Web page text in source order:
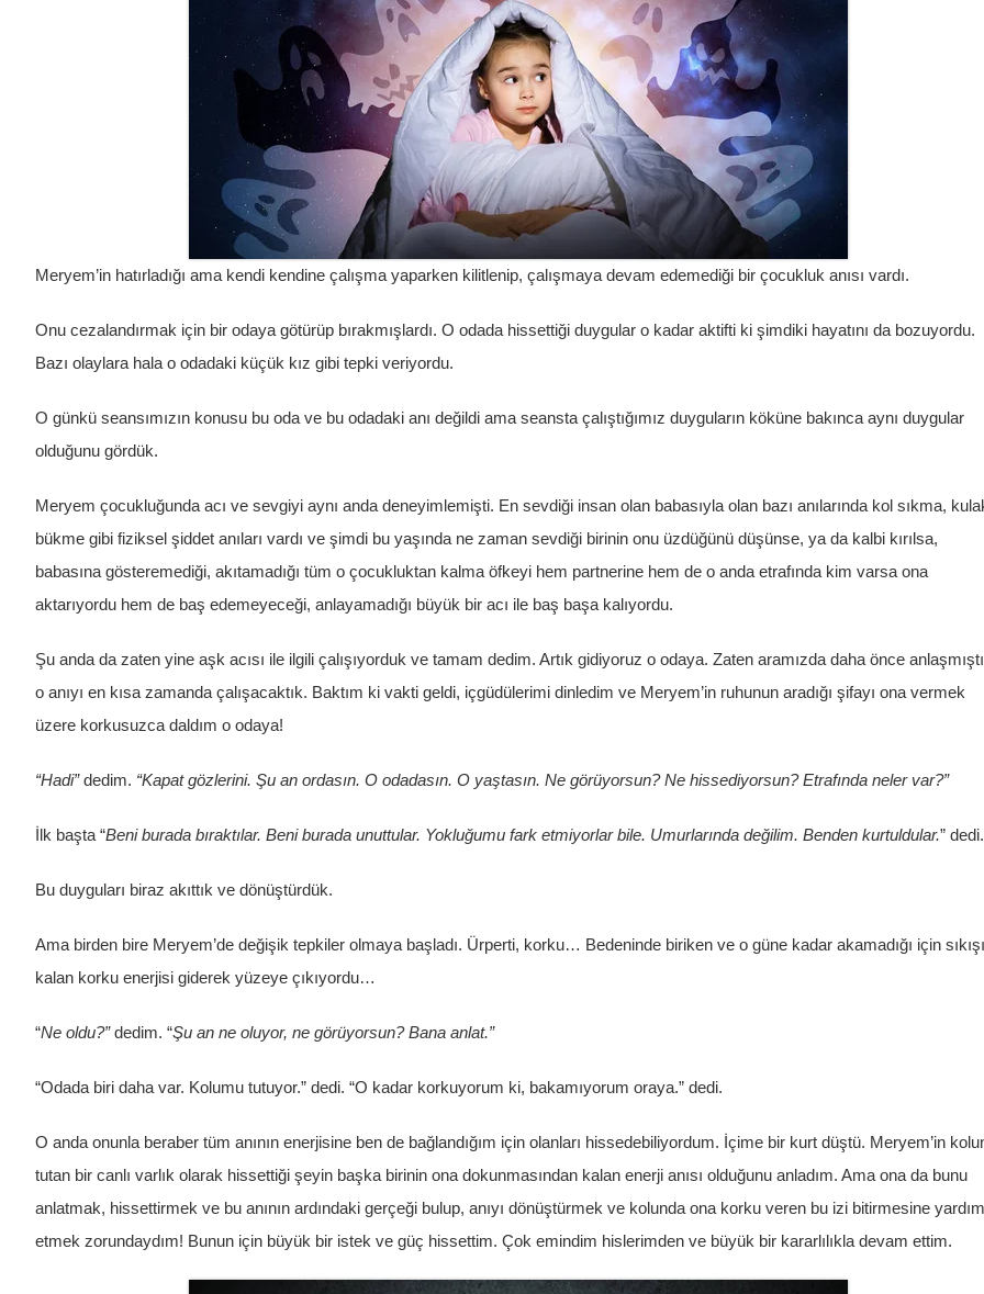
Meryem’in hatırladığı ama kendi kendine çalışma yaparken kilitlenip, çalışmaya devam edemediği bir çocukluk anısı vardı.
Onu cezalandırmak için bir odaya götürüp bırakmışlardı. O odada hissettiği duygular o kadar aktifti ki şimdiki hayatını da bozuyordu.
Bazı olaylara hala o odadaki küçük kız gibi tepki veriyordu.
O günkü seansımızın konusu bu oda ve bu odadaki anı değildi ama seansta çalıştığımız duyguların köküne bakınca aynı duygular
olduğunu gördük.
Meryem çocukluğunda acı ve sevgiyi aynı anda deneyimlemişti. En sevdiği insan olan babasıyla olan bazı anılarında kol sıkma,
bükme gibi fiziksel şiddet anıları vardı ve şimdi bu yaşında ne zaman sevdiği birinin onu üzdüğünü düşünse, ya da kalbi kırılsa,
babasına gösteremediği, akıtamadığı tüm o çocukluktan kalma öfkeyi hem partnerine hem de o anda etrafında kim varsa ona
aktarıyordu hem de baş edemeyeceği, anlayamadığı büyük bir acı ile baş başa kalıyordu.
Şu anda da zaten yine aşk acısı ile ilgili çalışıyorduk ve tamam dedim. Artık gidiyoruz o odaya. Zaten aramızda daha önce
o anıyı en kısa zamanda çalışacaktık. Baktım ki vakti geldi, içgüdülerimi dinledim ve Meryem’in ruhunun aradığı şifayı ona vermek
üzere korkusuzca daldım o odaya!
“Hadi”dedim. “Kapat gözlerini. Şu an ordasın. O odadasın. O yaştasın. Ne görüyorsun? Ne hissediyorsun? Etrafında neler var?”
İlk başta “Beni burada bıraktılar. Beni burada unuttular. Yokluğumu fark etmiyorlar bile. Umurlarında değilim. Benden kurtuldular.” dedi.
Bu duyguları biraz akıttık ve dönüştürdük.
Ama birden bire Meryem’de değişik tepkiler olmaya başladı. Ürperti, korku… Bedeninde biriken ve o güne kadar akamadığı için
kalan korku enerjisi giderek yüzeye çıkıyordu…
“Ne oldu?”dedim. “Şu an ne oluyor, ne görüyorsun? Bana anlat.”
“Odada biri daha var. Kolumu tutuyor.” dedi. “O kadar korkuyorum ki, bakamıyorum oraya.” dedi.
O anda onunla beraber tüm anının enerjisine ben de bağlandığım için olanları hissedebiliyordum. İçime bir kurt düştü. Meryem’in
tutan bir canlı varlık olarak hissettiği şeyin başka birinin ona dokunmasından kalan enerji anısı olduğunu anladım. Ama ona da bunu
anlatmak, hissettirmek ve bu anının ardındaki gerçeği bulup, anıyı dönüştürmek ve kolunda ona korku veren bu izi bitirmesine yardım
etmek zorundaydım! Bunun için büyük bir istek ve güç hissettim. Çok emindim hislerimden ve büyük bir kararlılıkla devam ettim.